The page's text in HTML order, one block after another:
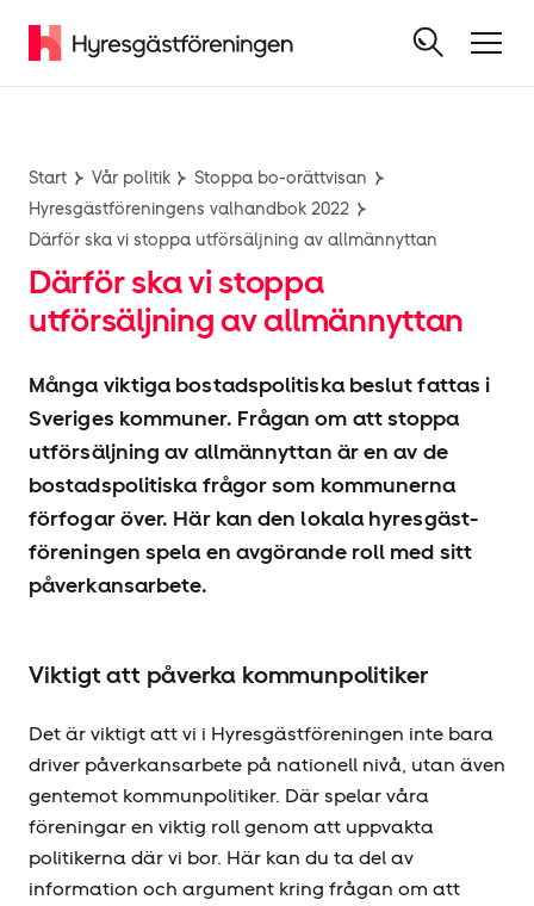
Start Vår politik
Stoppa bo-orättvisan
Hyresgäst­föreningens valhandbok 2022
Därför ska vi stoppa utförsäljning av allmännyttan
Därför ska vi stoppa
utförsäljning av allmännyttan
Många viktiga bostadspolitiska beslut fattas i
Sveriges kommuner. Frågan om att stoppa
utförsäljning av allmännyttan är en av de
bostadspolitiska frågor som kommunerna
förfogar över. Här kan den lokala hyresgäst­
föreningen spela en avgörande roll med sitt
påverkansarbete.
Viktigt att påverka kommunpolitiker
Det är viktigt att vi i Hyresgäst­föreningen inte bara
driver påverkansarbete på nationell nivå, utan även
gentemot kommunpolitiker. Där spelar våra
föreningar en viktig roll genom att uppvakta
politikerna där vi bor. Här kan du ta del av
information och argument kring frågan om att